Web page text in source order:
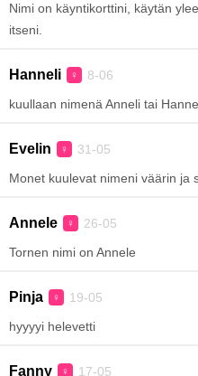
Nimi on käyntikorttini, käytän
itseni.
Hanneli ♀ 8-06
kuullaan nimenä Anneli tai
Evelin ♀ 31-05
Monet kuulevat nimeni väärin ja
Annele ♀ 26-05
Tornen nimi on Annele
Pinja ♀ 19-05
hyyyyi helevetti
Fanny ♀ 17-05